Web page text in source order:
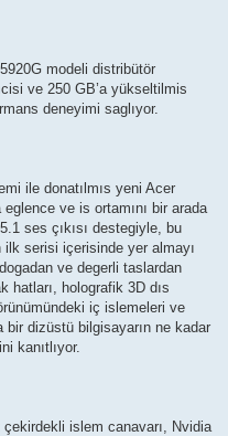
modeli distribütör
ve 250 GB’a yükseltilmis
deneyimi saglıyor.
ile donatılmıs yeni Acer
ve is ortamını bir arada
ses çıkısı destegiyle, bu
ilk serisi içerisinde yer almayı
ve degerli taslardan
hatları, holografik 3D dıs
iç islemeleri ve
bir dizüstü bilgisayarın ne kadar
kanıtlıyor.
islem canavarı, Nvidia